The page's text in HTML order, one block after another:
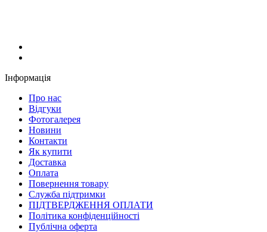
Інформація
Про нас
Відгуки
Фотогалерея
Новини
Контакти
Як купити
Доставка
Оплата
Повернення товару
Служба підтримки
ПІДТВЕРДЖЕННЯ ОПЛАТИ
Політика конфіденційності
Публічна оферта